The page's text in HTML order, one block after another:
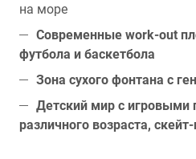
на море
Современные work-out
футбола и баскетбола
Зона сухого фонтана с
Детский мир с
различного возраста,